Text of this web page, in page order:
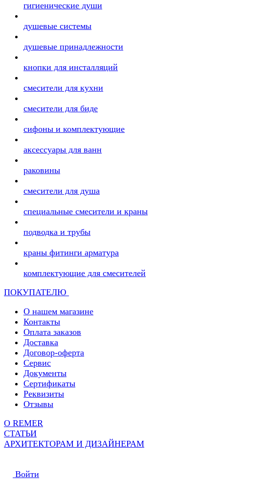
гигиенические души
душевые системы
душевые принадлежности
кнопки для инсталляций
смесители для кухни
смесители для биде
сифоны и комплектующие
аксессуары для ванн
раковины
смесители для душа
специальные смесители и краны
подводка и трубы
краны фитинги арматура
комплектующие для смесителей
ПОКУПАТЕЛЮ
О нашем магазине
Контакты
Оплата заказов
Доставка
Договор-оферта
Сервис
Документы
Сертификаты
Реквизиты
Отзывы
О REMER
СТАТЬИ
АРХИТЕКТОРАМ И ДИЗАЙНЕРАМ
Войти